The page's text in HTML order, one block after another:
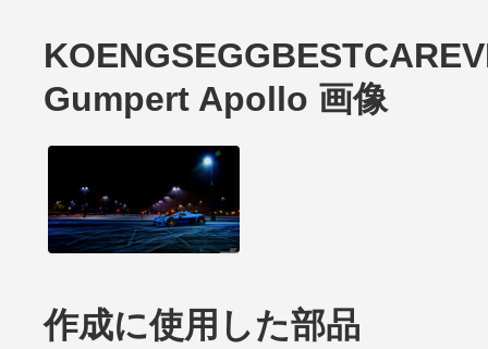
Gumpert Apollo 画像
作成に使用した部品